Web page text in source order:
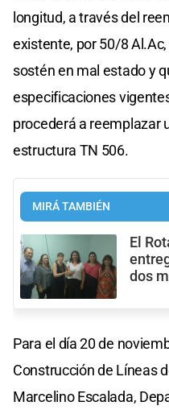
longitud, a través del
existente, por 50/8
sostén en mal estado y
especificaciones
procederá a reemplazar
estructura TN 506.
MIRÁ TAMBIÉN
El
dos
Para el día 20 de
Construcción de Líneas
Marcelino Escalada,